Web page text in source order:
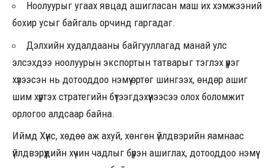
Ноолуурыг угаах явцад ашигласан маш их хэмжээний
бохир усыг байгаль орчинд гаргадаг.
Дэлхийн худалдааны байгууллагад манай улс
элсэхдээ ноолуурын экспортын татварыг тэглэх үүрэг
хүлээсэн нь дотооддоо нэмүү өртөг шингээх, өндөр ашиг
шим хүртэх стратегийн бүтээгдэхүүнээсээ олох боломжит
орлогоо алдсаар байна.
Иймд Хүнс, хөдөө аж ахуй, хөнгөн үйлдвэрийн яамнаас
үйлдвэрүүдийн хүчин чадлыг бүрэн ашиглах, дотооддоо нэмүү